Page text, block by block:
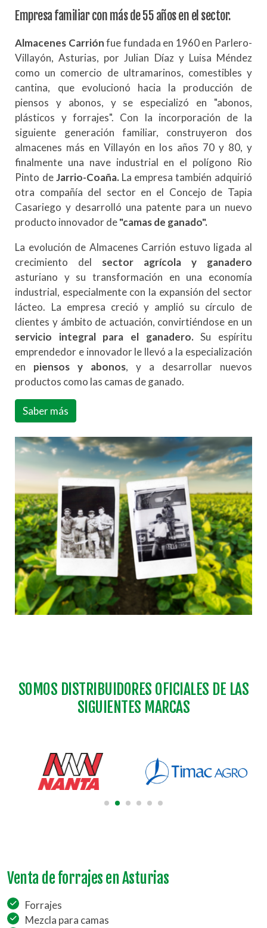
Empresa familiar con más de 55 años en el sector.
Almacenes Carriónfue fundada en 1960 en Parlero-
Villayón, Asturias, por Julian Díaz y Luisa Méndez
como un comercio de ultramarinos, comestibles y
cantina, que evolucionó hacia la producción de
piensos y abonos, y se especializó en "abonos,
plásticos y forrajes". Con la incorporación de la
siguiente generación familiar, construyeron dos
almacenes más en Villayón en los años 70 y 80, y
finalmente una nave industrial en el polígono Rio
Pinto deJarrio-Coaña.La empresa también adquirió
otra compañía del sector en el Concejo de Tapia
Casariego y desarrolló una patente para un nuevo
producto innovador de"camas de ganado".
La evolución de Almacenes Carrión estuvo ligada al
crecimiento del sector agrícola y ganadero
asturiano y su transformación en una economía
industrial, especialmente con la expansión del sector
lácteo. La empresa creció y amplió su círculo de
clientes y ámbito de actuación, convirtiéndose en un
servicio integral para el ganadero.Su espíritu
emprendedor e innovador le llevó a la especialización
en piensos y abonos, y a desarrollar nuevos
productos como las camas de ganado.
Saber más
SOMOS DISTRIBUIDORES OFICIALES DE LAS
SIGUIENTES MARCAS
Venta de forrajes en Asturias
Forrajes
Mezcla para camas